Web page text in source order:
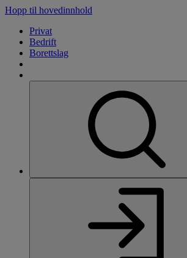
Hopp til hovedinnhold
Privat
Bedrift
Borettslag